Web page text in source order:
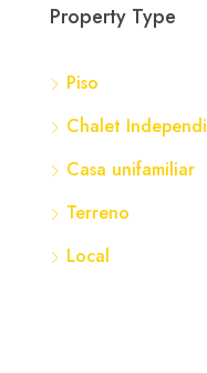
Property Type
Piso
Chalet
Casa unifamiliar
Terreno
Local